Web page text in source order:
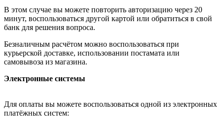
В этом случае вы можете повторить авторизацию через 20
минут, воспользоваться другой картой или обратиться в свой
банк для решения вопроса.
Безналичным расчётом можно воспользоваться при
курьерской доставке, использовании постамата или
самовывоза из магазина.
Электронные системы
Для оплаты вы можете воспользоваться одной из электронных
платёжных систем: